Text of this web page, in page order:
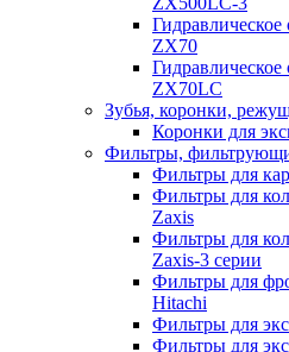
ZX70
ZX70LC
Зубья, коронки,
Коронки для
Фильтры,
Фильтры для
Фильтры для
Zaxis
Фильтры для
Zaxis-3 серии
Фильтры для
Hitachi
Фильтры для
Фильтры для